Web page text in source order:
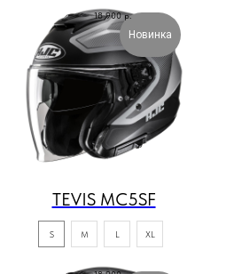
18 900 р.
Новинка
TEVIS MC5SF
S M L XL